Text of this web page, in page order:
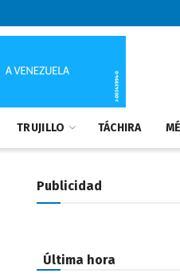
TRUJILLO TÁCHIRA
Publicidad
Última hora